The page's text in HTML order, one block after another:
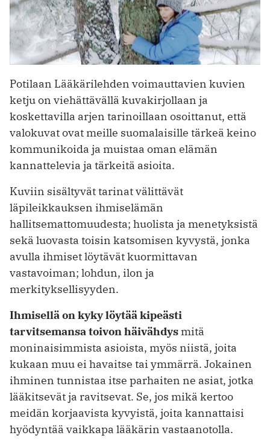
Potilaan Lääkärilehden voimauttavien kuvien
ketju on viehättävällä kuvakirjollaan ja
koskettavilla arjen tarinoillaan osoittanut, että
valokuvat ovat meille suomalaisille tärkeä keino
kommunikoida ja muistaa oman elämän
kannattelevia ja tärkeitä asioita.
Kuviin sisältyvät tarinat välittävät
läpileikkauksen ihmiselämän
hallitsemattomuudesta; huolista ja menetyksistä
sekä luovasta toisin katsomisen kyvystä, jonka
avulla ihmiset löytävät kuormittavan
vastavoiman; lohdun, ilon ja
merkityksellisyyden.
Ihmisellä on kyky löytää kipeästi
tarvitsemansa toivon häivähdys mitä
moninaisimmista asioista, myös niistä, joita
kukaan muu ei havaitse tai ymmärrä. Jokainen
ihminen tunnistaa itse parhaiten ne asiat, jotka
lääkitsevät ja ravitsevat. Se, jos mikä kertoo
meidän korjaavista kyvyistä, joita kannattaisi
hyödyntää vaikkapa lääkärin vastaanotolla.